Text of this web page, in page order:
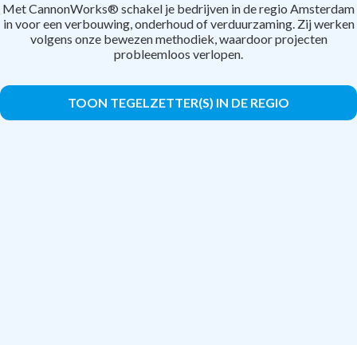
Met CannonWorks® schakel je bedrijven in de regio Amsterdam
in voor een verbouwing, onderhoud of verduurzaming. Zij werken
volgens onze bewezen methodiek, waardoor projecten
probleemloos verlopen.
TOON TEGELZETTER(S) IN DE REGIO